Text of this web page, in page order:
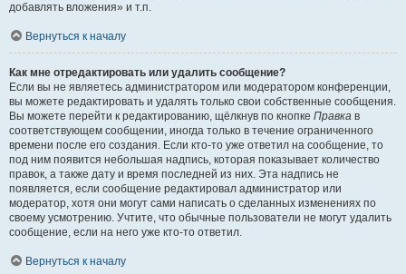
добавлять вложения» и т.п.
Вернуться к началу
Как мне отредактировать или удалить сообщение?
Если вы не являетесь администратором или модератором конференции,
вы можете редактировать и удалять только свои собственные сообщения.
Вы можете перейти к редактированию, щёлкнув по кнопке Правка в
соответствующем сообщении, иногда только в течение ограниченного
времени после его создания. Если кто-то уже ответил на сообщение, то
под ним появится небольшая надпись, которая показывает количество
правок, а также дату и время последней из них. Эта надпись не
появляется, если сообщение редактировал администратор или
модератор, хотя они могут сами написать о сделанных изменениях по
своему усмотрению. Учтите, что обычные пользователи не могут удалить
сообщение, если на него уже кто-то ответил.
Вернуться к началу